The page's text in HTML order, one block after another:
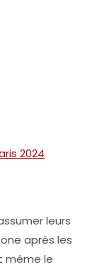
2024
leurs
après les
même le